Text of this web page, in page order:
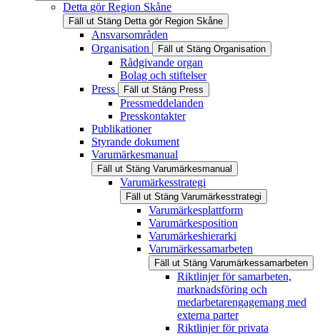
Detta gör Region Skåne
Fäll ut Stäng Detta gör Region Skåne
Ansvarsområden
Organisation
Fäll ut Stäng Organisation
Rådgivande organ
Bolag och stiftelser
Press
Fäll ut Stäng Press
Pressmeddelanden
Presskontakter
Publikationer
Styrande dokument
Varumärkesmanual
Fäll ut Stäng Varumärkesmanual
Varumärkesstrategi
Fäll ut Stäng Varumärkesstrategi
Varumärkesplattform
Varumärkesposition
Varumärkeshierarki
Varumärkessamarbeten
Fäll ut Stäng Varumärkessamarbeten
Riktlinjer för samarbeten,
marknadsföring och
medarbetarengagemang med
externa parter
Riktlinjer för privata